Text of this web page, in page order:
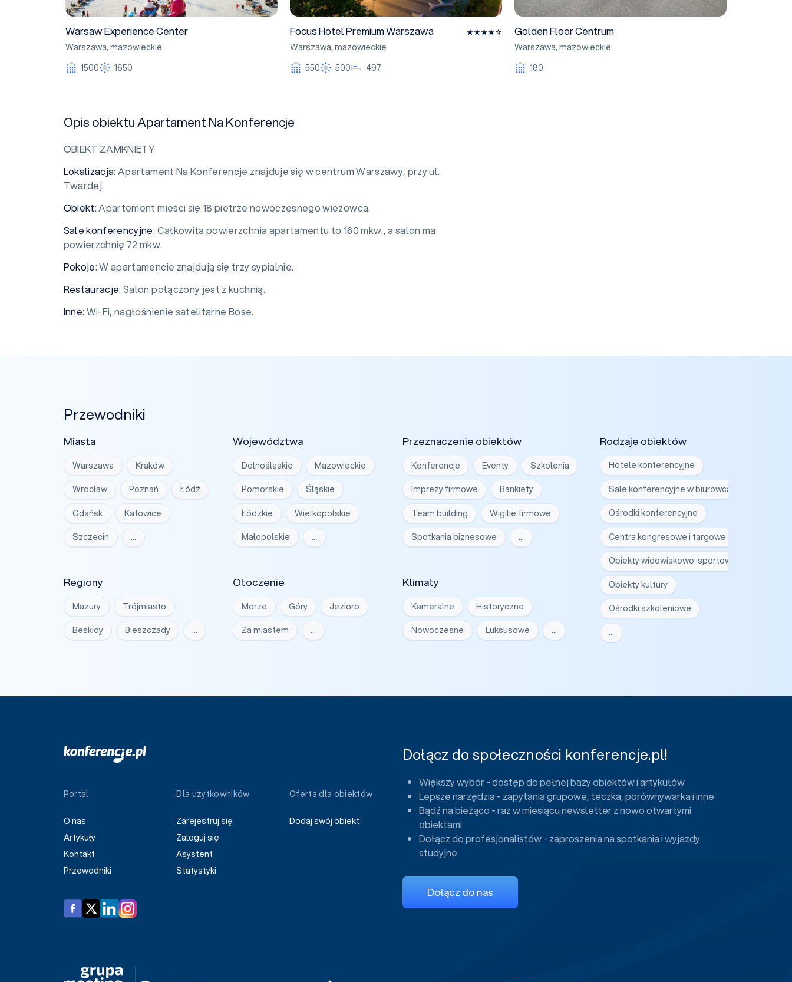
Warsaw Experience Center
Warszawa,mazowieckie
1500
1650
Focus Hotel Premium Warszawa
Warszawa,mazowieckie
550
500 497
Golden Floor Centrum
Warszawa,mazowieckie
180
Opis obiektu Apartament Na Konferencje
OBIEKT ZAMKNIĘTY
Lokalizacja: Apartament Na Konferencje znajduje się w centrum Warszawy, przy ul.
Twardej.
Obiekt: Apartement mieści się 18 pietrze nowoczesnego wieżowca.
Sale konferencyjne: Całkowita powierzchnia apartamentu to 160 mkw., a salon ma
powierzchnię 72 mkw.
Pokoje: W apartamencie znajdują się trzy sypialnie.
Restauracje: Salon połączony jest z kuchnią.
Inne: Wi-Fi, nagłośnienie satelitarne Bose.
Przewodniki
Miasta
Warszawa Kraków
Wrocław Poznań Łódź
Gdańsk Katowice
Szczecin …
Województwa
Dolnośląskie Mazowieckie
Pomorskie Śląskie
Łódzkie Wielkopolskie
Małopolskie …
Regiony
Mazury Trójmiasto
Beskidy Bieszczady …
Otoczenie
Morze Góry Jezioro
Za miastem …
Klimaty
Kameralne Historyczne
Nowoczesne Luksusowe …
Przeznaczenie obiektów
Konferencje Eventy Szkolenia
Imprezy firmowe Bankiety
Team building Wigilie firmowe
Spotkania biznesowe …
Rodzaje obiektów
Hotele konferencyjne
Sale konferencyjne w biurowcach
Ośrodki konferencyjne
Centra kongresowe i targowe
Obiekty widowiskowo-sportowe
Obiekty kultury
Ośrodki szkoleniowe
…
Portal
O nas
Artykuły
Kontakt
Przewodniki
Dla użytkowników
Zarejestruj się
Zaloguj się
Asystent
Statystyki
Oferta dla obiektów
Dodaj swój obiekt
Dołącz do społeczności konferencje.pl!
Większy wybór - dostęp do pełnej bazy obiektów i artykułów
Lepsze narzędzia - zapytania grupowe, teczka, porównywarka i inne
Bądź na bieżąco - raz w miesiącu newsletter z nowo otwartymi
obiektami
Dołącz do profesjonalistów - zaproszenia na spotkania i wyjazdy
studyjne
Dołącz do nas